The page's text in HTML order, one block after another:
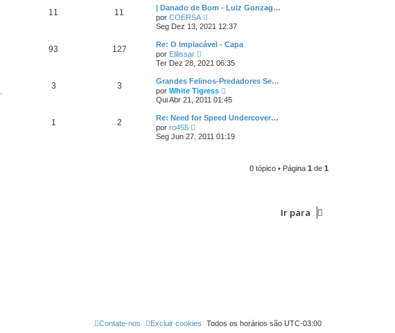
a
m
e
s
a
e
l
i
a
e
s
a
g
e
11 11
| Danado de Bom - Luiz Gonzag…
por COERSA
e
r
l
i
a
m
e
s
a
e
Seg Dez 13, 2021 12:37
93 127
Re: O Implacável - Capa
por Elilissar
e
r
ú
l
t
i
a
e
Ter Dez 28, 2021 06:35
3 3
Grandes Felinos-Predadores Se…
por White Tigress
e
r
ú
l
i
Qui Abr 21, 2011 01:45
1 2
Re: Need for Speed Undercover…
por ro455
e
r
Seg Jun 27, 2011 01:19
0 tópico • Página 1 de 1
Ir para
Todos os horários são UTC-03:00
Excluir cookies
Contate-nos